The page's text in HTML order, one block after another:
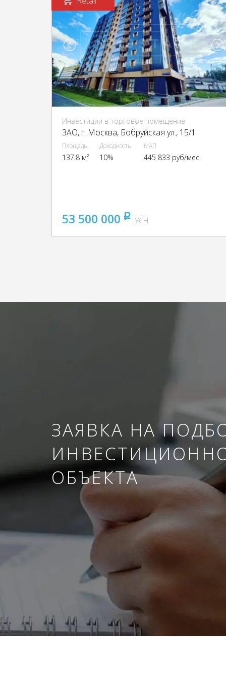
Инвестиции в торговое помещение
ЗАО, г. Москва, Бобруйская ул., 15/1
Площадь
137.8 м²
Доходность
10%
МАП
445 833 руб/мес
53 500 000 pуб
УСН
ЗАЯВКА НА
ОБЪЕКТА